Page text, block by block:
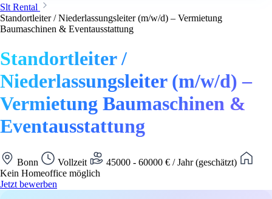
Slt Rental
Standortleiter / Niederlassungsleiter (m/w/d) – Vermietung
Baumaschinen & Eventausstattung
Standortleiter /
Niederlassungsleiter (m/w/d) –
Vermietung Baumaschinen &
Eventausstattung
Bonn Vollzeit
45000 - 60000 € / Jahr (geschätzt)
Kein Homeoffice möglich
Jetzt bewerben